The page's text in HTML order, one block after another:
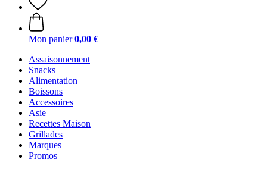
Mon panier 0,00 €
Assaisonnement
Snacks
Alimentation
Boissons
Accessoires
Asie
Recettes Maison
Grillades
Marques
Promos